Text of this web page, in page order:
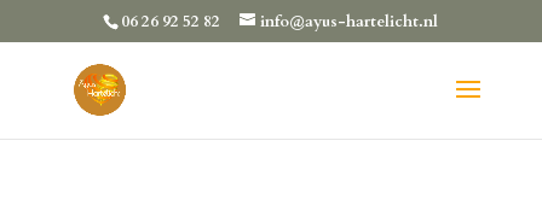
06 26 92 52 82 info@ayus-hartelicht.nl